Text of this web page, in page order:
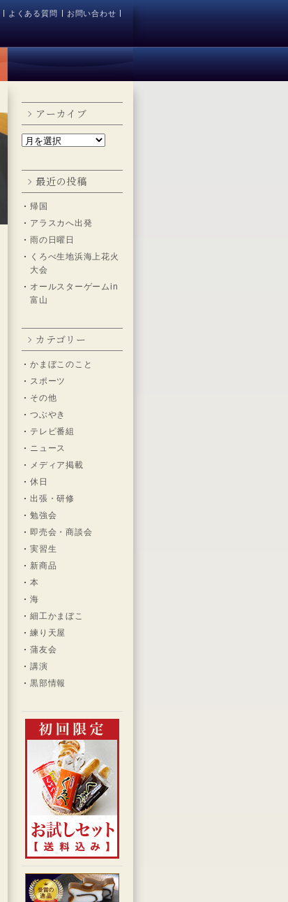
よくある質問 お問い合わせ
アーカイブ
最近の投稿
帰国
アラスカへ出発
雨の日曜日
くろべ生地浜海上花火
大会
オールスターゲームin
富山
カテゴリー
かまぼこのこと
スポーツ
その他
つぶやき
テレビ番組
ニュース
メディア掲載
休日
出張・研修
勉強会
即売会・商談会
実習生
新商品
本
海
細工かまぼこ
練り天屋
蒲友会
講演
黒部情報